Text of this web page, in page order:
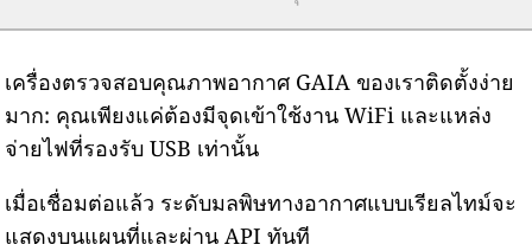
เครื่องตรวจสอบคุณภาพอากาศ GAIA ของเราติดตั้งง่าย
มาก: คุณเพียงแค่ต้องมีจุดเข้าใช้งาน WiFi และแหล่ง
จ่ายไฟที่รองรับ USB เท่านั้น
เมื่อเชื่อมต่อแล้ว ระดับมลพิษทางอากาศแบบเรียลไทม์จะ
แสดงบนแผนที่และผ่าน API ทันที